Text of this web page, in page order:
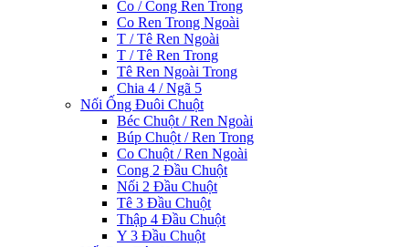
Co / Cong Ren Trong
Co Ren Trong Ngoài
T / Tê Ren Ngoài
T / Tê Ren Trong
Tê Ren Ngoài Trong
Chia 4 / Ngã 5
Nối Ống Đuôi Chuột
Béc Chuột / Ren Ngoài
Búp Chuột / Ren Trong
Co Chuột / Ren Ngoài
Cong 2 Đầu Chuột
Nối 2 Đầu Chuột
Tê 3 Đầu Chuột
Thập 4 Đầu Chuột
Y 3 Đầu Chuột